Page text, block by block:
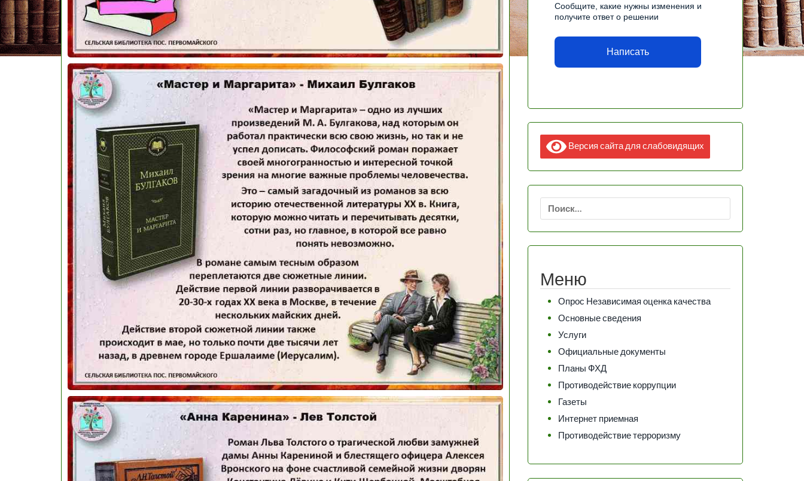
Сообщите, какие нужны изменения и
получите ответ о решении
Написать
Версия сайта для слабовидящих
Найти:
Меню
Опрос Независимая оценка качества
Основные сведения
Услуги
Официальные документы
Планы ФХД
Противодействие коррупции
Газеты
Интернет приемная
Противодействие терроризму